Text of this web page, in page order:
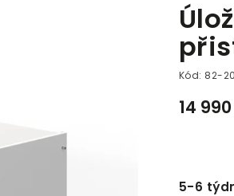
Kód: 82-
14
5-6